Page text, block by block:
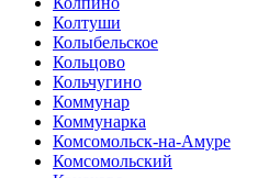
Колтуши
Колыбельское
Кольцово
Кольчугино
Коммунар
Коммунарка
Комсомольск-на-Амуре
Комсомольский